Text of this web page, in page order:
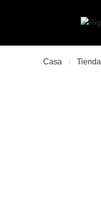
Casa Tienda